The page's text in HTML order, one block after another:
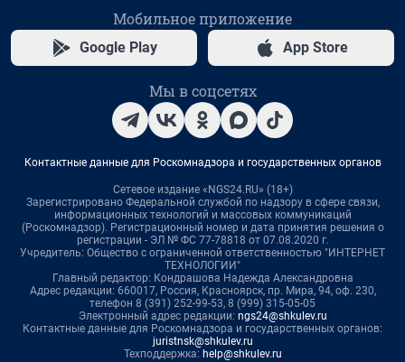
Мобильное приложение
Google Play App Store
Мы в соцсетях
Контактные данные для Роскомнадзора и государственных органов
Сетевое издание «NGS24.RU» (18+)
Зарегистрировано Федеральной службой по надзору в сфере связи,
информационных технологий и массовых коммуникаций
(Роскомнадзор). Регистрационный номер и дата принятия решения о
регистрации - ЭЛ № ФС 77-78818 от 07.08.2020 г.
Учредитель: Общество с ограниченной ответственностью "ИНТЕРНЕТ
ТЕХНОЛОГИИ"
Главный редактор: Кондрашова Надежда Александровна
Адрес редакции: 660017, Россия, Красноярск, пр. Мира, 94, оф. 230,
телефон 8 (391) 252-99-53, 8 (999) 315-05-05
Электронный адрес редакции: ngs24@shkulev.ru
Контактные данные для Роскомнадзора и государственных органов:
juristnsk@shkulev.ru
Техподдержка: help@shkulev.ru